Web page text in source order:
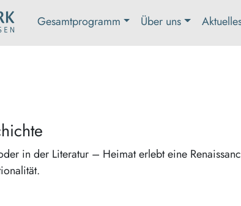
Gesamtprogramm Über uns
in der Literatur – Heimat erlebt eine